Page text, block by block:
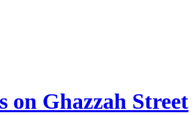
on Ghazzah Street